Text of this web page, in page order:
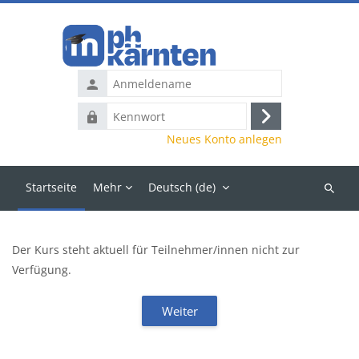
Anmeldename
Kennwort
Anmelden
Neues Konto anlegen
Startseite Mehr Deutsch ‎(de)‎
Kurse
Der Kurs steht aktuell für Teilnehmer/innen nicht zur
Verfügung.
Weiter